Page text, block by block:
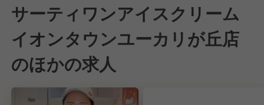
サーティワンアイスクリーム
イオンタウンユーカリが丘店
のほかの求人